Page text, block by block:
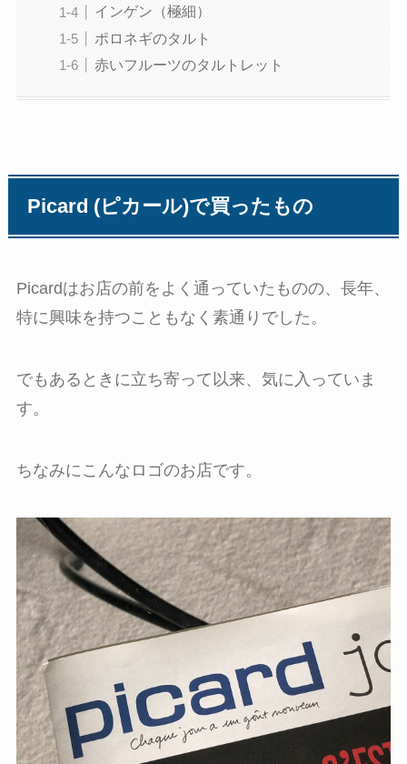
インゲン（極細）
ポロネギのタルト
赤いフルーツのタルトレット
Picard (ピカール)で買ったもの
Picardはお店の前をよく通っていたものの、長年、
特に興味を持つこともなく素通りでした。
でもあるときに立ち寄って以来、気に入っていま
す。
ちなみにこんなロゴのお店です。